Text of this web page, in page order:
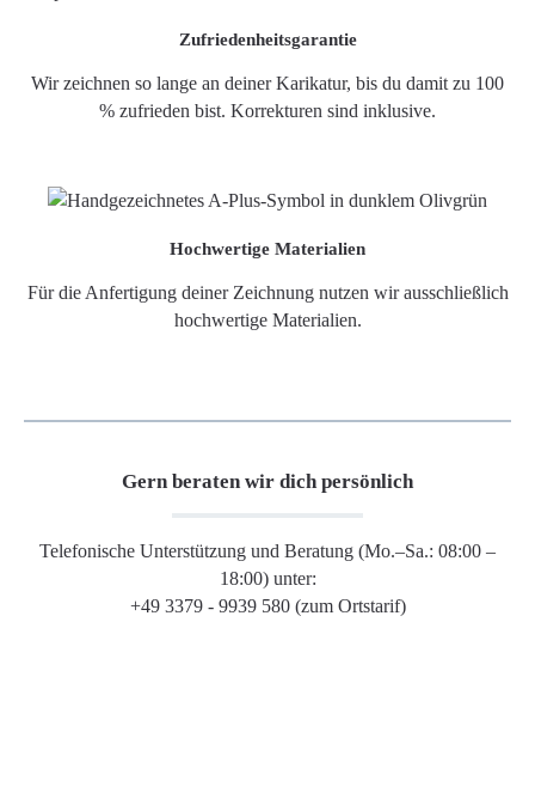
Zufriedenheitsgarantie
Wir zeichnen so lange an deiner Karikatur, bis du damit zu 100
% zufrieden bist. Korrekturen sind inklusive.
Hochwertige Materialien
Für die Anfertigung deiner Zeichnung nutzen wir ausschließlich
hochwertige Materialien.
Gern beraten wir dich persönlich
Telefonische Unterstützung und Beratung (Mo.–Sa.: 08:00 –
18:00) unter:
+49 3379 - 9939 580 (zum Ortstarif)